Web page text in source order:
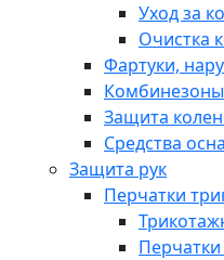
Уход за
Очистка
Фартуки,
Защита
Средства
Защита рук
Перчатки